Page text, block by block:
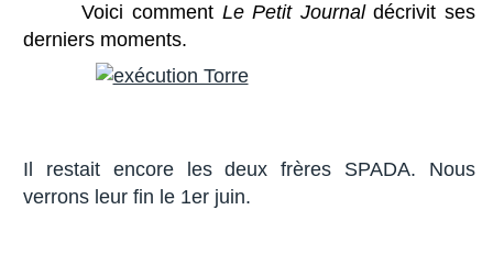
Voici comment Le Petit Journaldécrivit ses
derniers moments.
Il restait encore les deux frères SPADA. Nous
verrons leur fin le 1er juin.